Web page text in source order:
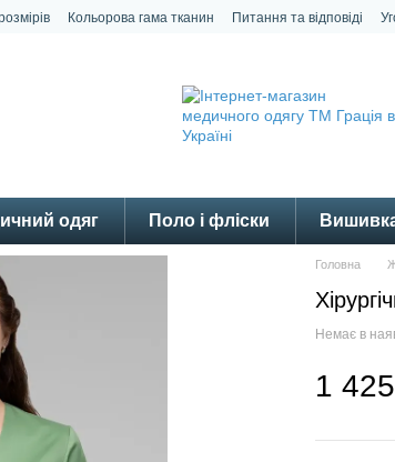
Кольорова гама тканин Питання та відповіді
одяг Поло і фліски
Головна
Немає в
1